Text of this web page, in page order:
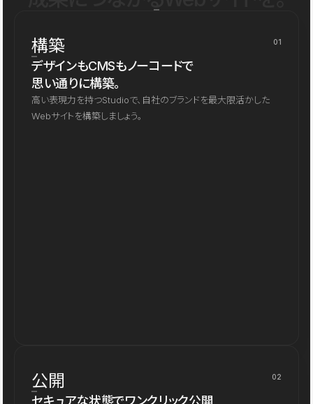
構築 01
デザインもCMSもノーコードで
思い通りに構築。
高い表現力を持つStudioで、自社のブランドを最大限活かした
Webサイトを構築しましょう。
公開 02
セキュアな状態でワンクリック公開